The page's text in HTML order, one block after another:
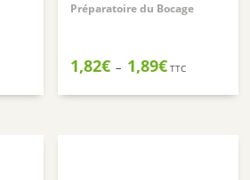
Préparatoire du Bocage
1,82€ – 1,89€Plage
prix :
TTC